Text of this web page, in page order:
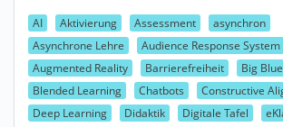
AI Aktivierung Assessment
asynchron
Asynchrone Lehre
Audience Response System
Augmented Reality
Barrierefreiheit
Big
Blended Learning
Chatbots
Constructive
Deep Learning
Didaktik Digitale Tafel